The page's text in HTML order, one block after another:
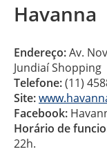
Havanna
Endereço:Av.
Jundiaí Shopping
Telefone:(11)
Site:
Facebook:
Horário de
22h.